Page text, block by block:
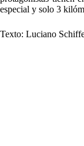
especial y solo 3
Texto: Luciano